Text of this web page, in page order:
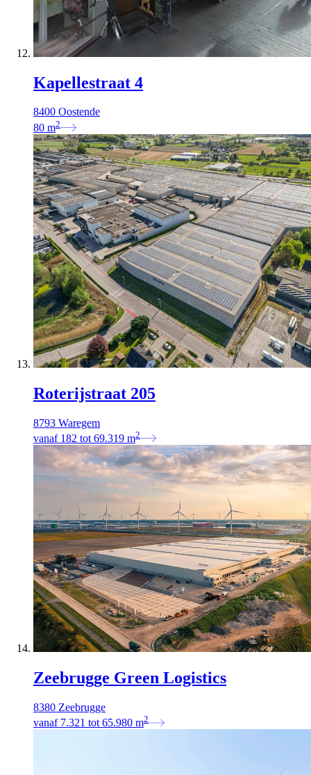
Kapellestraat 4
8400 Oostende
80 m2
Roterijstraat 205
8793 Waregem
vanaf 182 tot 69.319 m2
Zeebrugge Green Logistics
8380 Zeebrugge
vanaf 7.321 tot 65.980 m2